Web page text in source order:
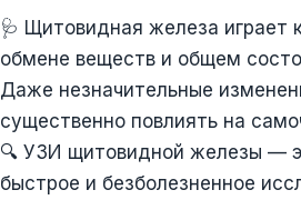
🩺 Щитовидная железа играет
обмене веществ и общем
Даже незначительные
существенно повлиять на
🔍 УЗИ щитовидной железы —
быстрое и безболезненное